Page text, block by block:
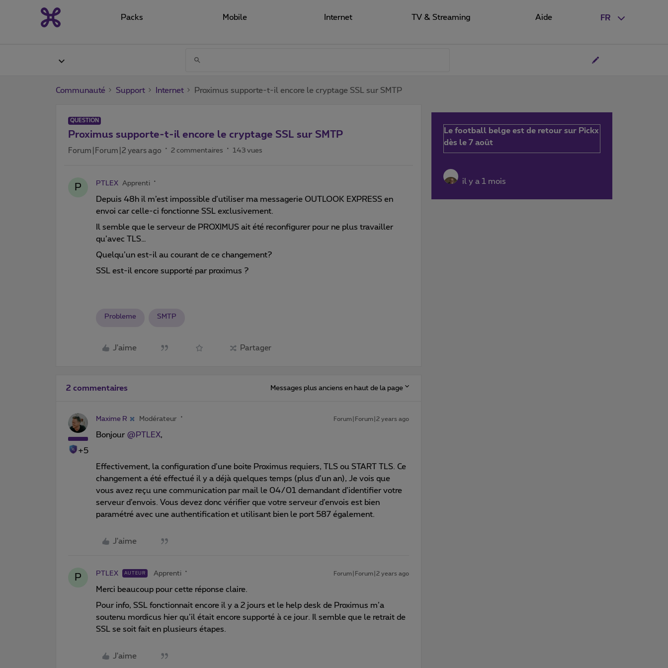
FR
Packs Mobile Internet TV & Streaming Aide
Communauté Support Internet Proximus supporte-t-il encore le cryptage SSL sur SMTP
QUESTION
Proximus supporte-t-il encore le cryptage SSL sur SMTP
Forum|Forum|2 years ago 2 commentaires 143 vues
P PTLEX Apprenti
Depuis 48h il m’est impossible d’utiliser ma messagerie OUTLOOK EXPRESS en
envoi car celle-ci fonctionne SSL exclusivement.
Il semble que le serveur de PROXIMUS ait été reconfigurer pour ne plus travailler
qu’avec TLS…
Quelqu’un est-il au courant de ce changement?
SSL est-il encore supporté par proximus ?
Probleme SMTP
J'aime Partager
2 commentaires Messages plus anciens en haut de la page
+5
Maxime R Modérateur Forum|Forum|2 years ago
Bonjour @PTLEX,
Effectivement, la configuration d’une boite Proximus requiers, TLS ou START TLS. Ce
changement a été effectué il y a déjà quelques temps (plus d’un an), Je vois que
vous avez reçu une communication par mail le 04/01 demandant d’identifier votre
serveur d’envois. Vous devez donc vérifier que votre serveur d’envois est bien
paramétré avec une authentification et utilisant bien le port 587 également.
J'aime
P PTLEX AUTEUR Apprenti Forum|Forum|2 years ago
Merci beaucoup pour cette réponse claire.
Pour info, SSL fonctionnait encore il y a 2 jours et le help desk de Proximus m’a
soutenu mordicus hier qu’il était encore supporté à ce jour. Il semble que le retrait de
SSL se soit fait en plusieurs étapes.
J'aime
Le football belge est de retour sur Pickx
dès le 7 août
il y a 1 mois